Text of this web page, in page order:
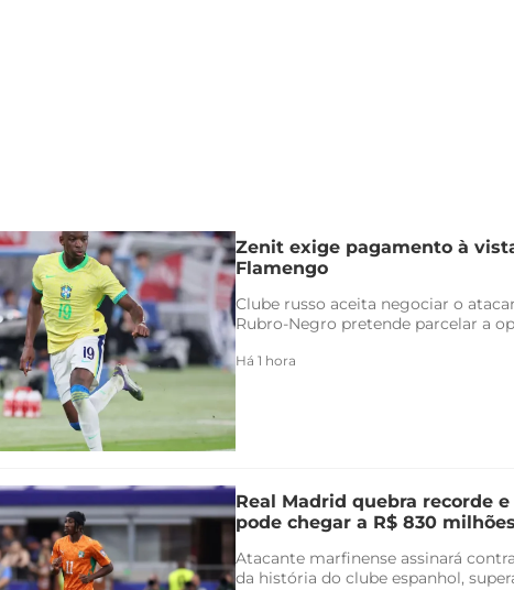
Zenit exige pagamento à
Flamengo
Clube russo aceita negociar o
Rubro-Negro pretende parcelar a
Há 1 hora
Real Madrid quebra recorde
pode chegar a R$ 830 milhões
Atacante marfinense assinará
da história do clube espanhol,